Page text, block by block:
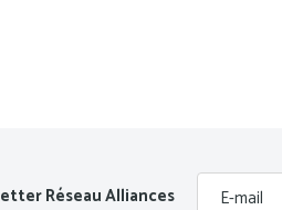
Réseau Alliances